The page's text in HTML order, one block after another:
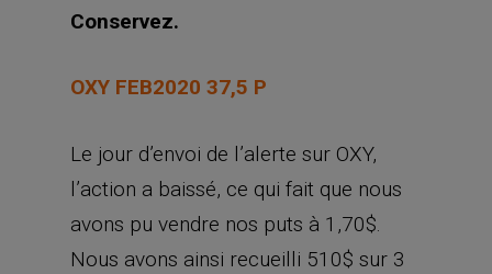
Conservez.
OXY FEB2020 37,5 P
Le jour d’envoi de l’alerte sur OXY,
l’action a baissé, ce qui fait que nous
avons pu vendre nos puts à 1,70$.
Nous avons ainsi recueilli 510$ sur 3